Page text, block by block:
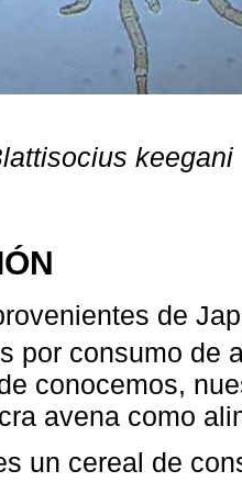
keegani
de
por consumo de
conocemos,
avena como
un cereal de